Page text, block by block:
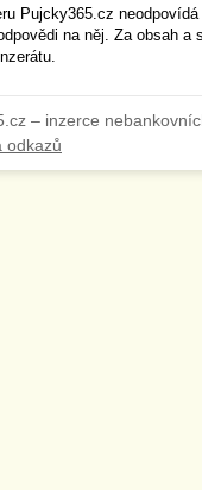
Pujcky365.cz
na něj. Za obsah a
– inzerce
odkazů